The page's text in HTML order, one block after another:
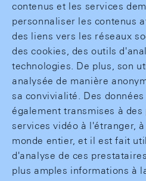
contenus et les services
personnaliser les contenus
des liens vers les réseaux
des cookies, des outils
technologies. De plus, son
analysée de manière
sa convivialité. Des
également transmises à
services vidéo à l'étranger,
monde entier, et il est fait
d'analyse de ces
plus amples informations à